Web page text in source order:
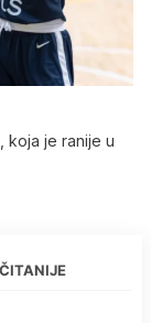
koja je ranije u